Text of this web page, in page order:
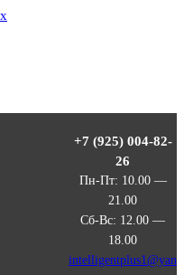
+7 (925) 004-82-
26
Пн-Пт: 10.00 —
21.00
Сб-Вс: 12.00 —
18.00
intelligentplus1@yan